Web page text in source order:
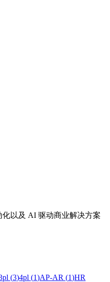
以及 AI 驱动商业解决方案
(3)4pl (1)AP-AR (1)HR